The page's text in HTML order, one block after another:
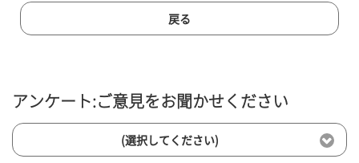
戻る
アンケート:ご意見をお聞かせください
(選択してください)